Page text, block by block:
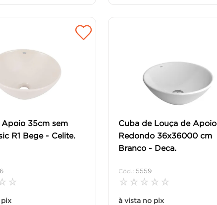
35cm sem
R1 Bege - Celite.
☆
Cuba de Louça de Apoio
Redondo 36x36000 cm
Branco - Deca.
: 5559
☆ ☆ ☆ ☆ ☆
à vista no pix